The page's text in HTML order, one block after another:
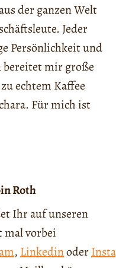
der ganzen Welt
Jeder
Persönlichkeit und
mir große
echtem Kaffee
Für mich ist
Roth
Ihr auf unseren
mal vorbei
, Linkedinoder